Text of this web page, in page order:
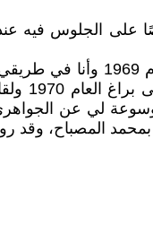
وكانت أول مقهى أزورها في براغ
يلتقي
في آخر موسوعة لي
مظفر النواب بمحمد